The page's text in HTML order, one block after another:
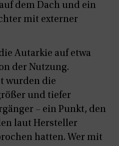
dem Dach und ein
mit externer
Autarkie auf etwa
der Nutzung.
wurden die
und tiefer
– ein Punkt, den
laut Hersteller
hatten. Wer mit